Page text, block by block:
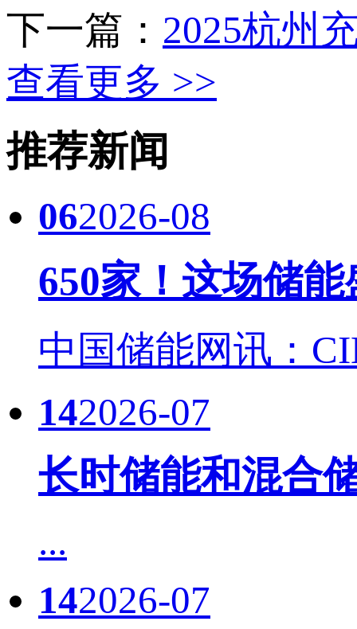
下一篇： 2025杭州
查看更多 >>
推荐新闻
062026-08
650家！这场储
中国储能网讯：
142026-07
长时储能和混合
...
142026-07